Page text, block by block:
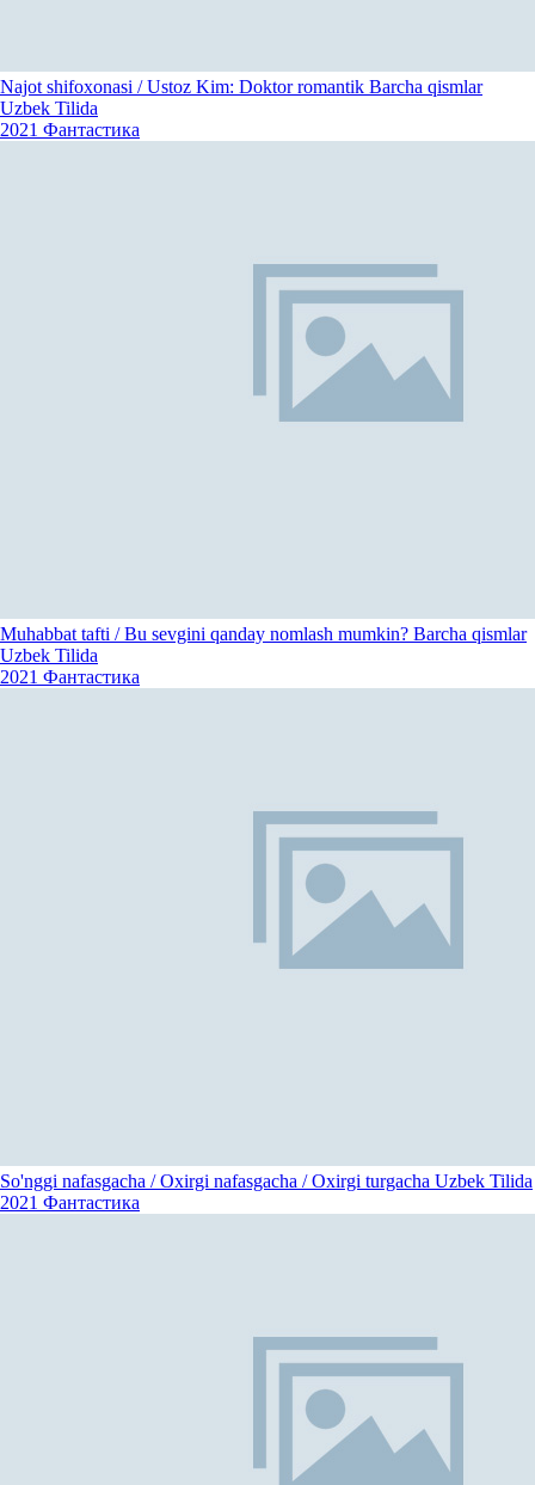
Najot shifoxonasi / Ustoz Kim: Doktor romantik Barcha qismlar
Uzbek Tilida
2021 Фантастика
Muhabbat tafti / Bu sevgini qanday nomlash mumkin? Barcha qismlar
Uzbek Tilida
2021 Фантастика
So'nggi nafasgacha / Oxirgi nafasgacha / Oxirgi turgacha Uzbek Tilida
2021 Фантастика